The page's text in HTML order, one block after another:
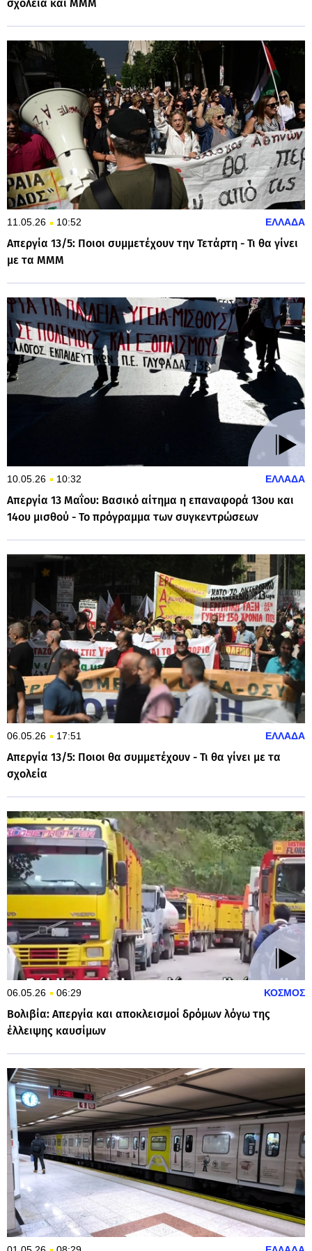
σχολεία και ΜΜΜ
11.05.26 10:52 ΕΛΛΑΔΑ
Απεργία 13/5: Ποιοι συμμετέχουν την Τετάρτη - Τι θα γίνει
με τα ΜΜΜ
10.05.26 10:32 ΕΛΛΑΔΑ
Απεργία 13 Μαΐου: Βασικό αίτημα η επαναφορά 13ου και
14ου μισθού - Το πρόγραμμα των συγκεντρώσεων
06.05.26 17:51 ΕΛΛΑΔΑ
Απεργία 13/5: Ποιοι θα συμμετέχουν - Τι θα γίνει με τα
σχολεία
06.05.26 06:29 ΚΟΣΜΟΣ
Βολιβία: Απεργία και αποκλεισμοί δρόμων λόγω της
έλλειψης καυσίμων